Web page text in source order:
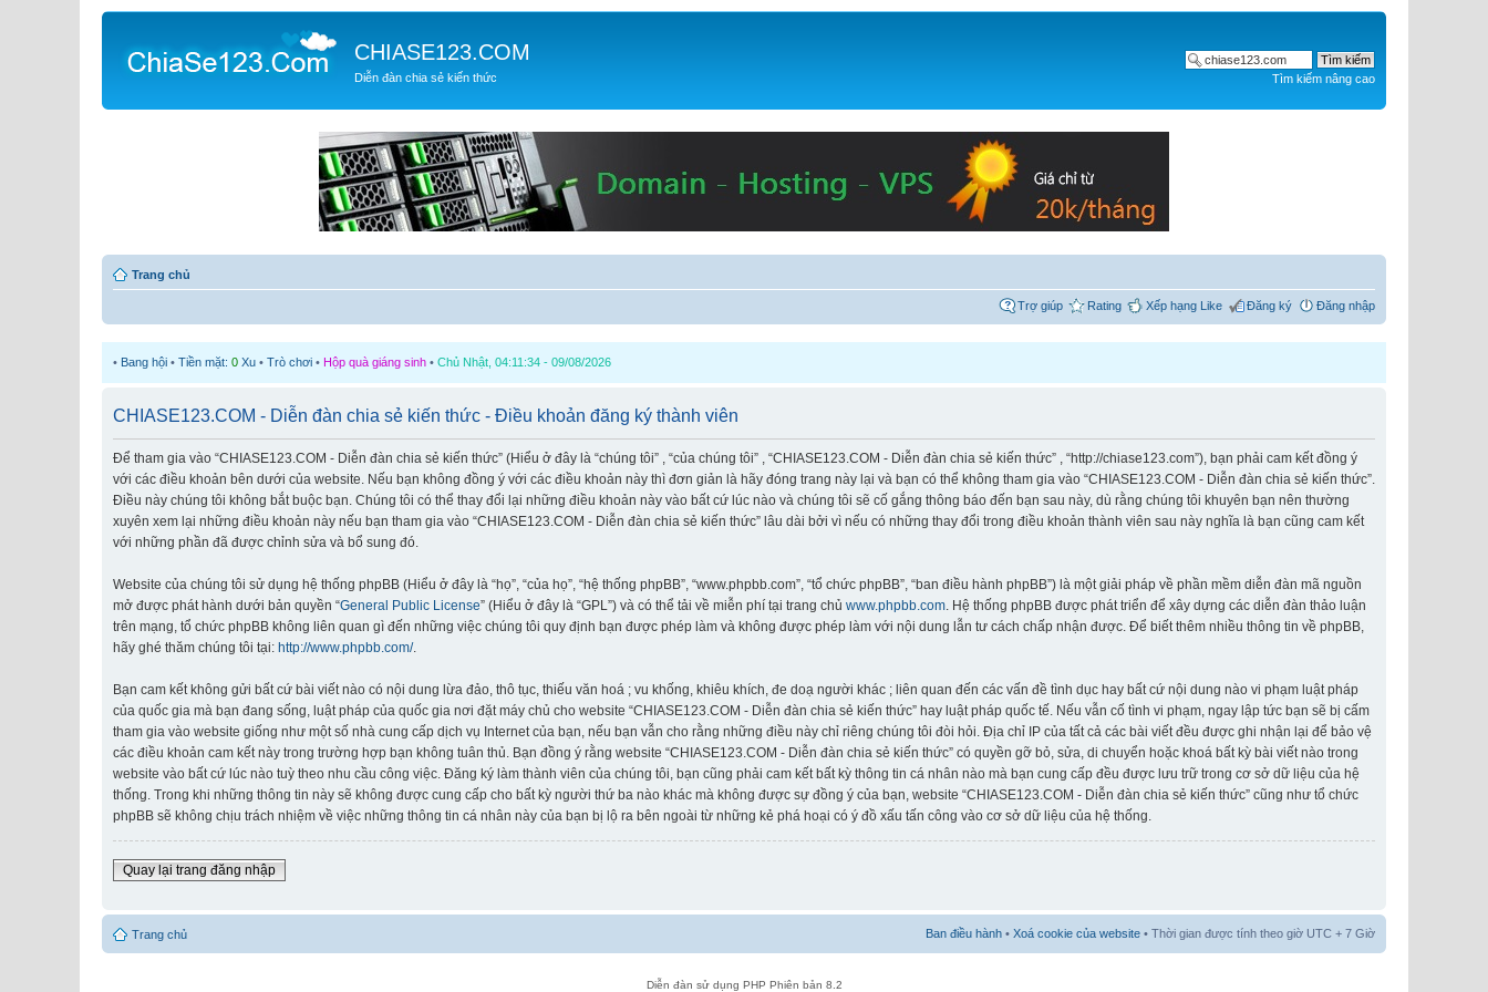
CHIASE123.COM
Diễn đàn chia sẻ kiến thức Tìm kiếm nâng cao
Trang chủ
Trợ giúp Rating Xếp hạng Like Đăng ký Đăng nhập
• Bang hội • Tiền mặt: 0 Xu • Trò chơi • Hộp quà giáng sinh • Chủ Nhật, 04:11:34 - 09/08/2026
CHIASE123.COM - Diễn đàn chia sẻ kiến thức - Điều khoản đăng ký thành viên
Để tham gia vào “CHIASE123.COM - Diễn đàn chia sẻ kiến thức” (Hiểu ở đây là “chúng tôi” , “của chúng tôi” , “CHIASE123.COM - Diễn đàn chia sẻ kiến thức” , “http://chiase123.com”), bạn phải cam kết đồng ý
với các điều khoản bên dưới của website. Nếu bạn không đồng ý với các điều khoản này thì đơn giản là hãy đóng trang này lại và bạn có thể không tham gia vào “CHIASE123.COM - Diễn đàn chia sẻ kiến thức”.
Điều này chúng tôi không bắt buộc bạn. Chúng tôi có thể thay đổi lại những điều khoản này vào bất cứ lúc nào và chúng tôi sẽ cố gắng thông báo đến bạn sau này, dù rằng chúng tôi khuyên bạn nên thường
xuyên xem lại những điều khoản này nếu bạn tham gia vào “CHIASE123.COM - Diễn đàn chia sẻ kiến thức” lâu dài bởi vì nếu có những thay đổi trong điều khoản thành viên sau này nghĩa là bạn cũng cam kết
với những phần đã được chỉnh sửa và bổ sung đó.
Website của chúng tôi sử dụng hệ thống phpBB (Hiểu ở đây là “họ”, “của họ”, “hệ thống phpBB”, “www.phpbb.com”, “tổ chức phpBB”, “ban điều hành phpBB”) là một giải pháp về phần mềm diễn đàn mã nguồn
mở được phát hành dưới bản quyền “General Public License” (Hiểu ở đây là “GPL”) và có thể tải về miễn phí tại trang chủ www.phpbb.com . Hệ thống phpBB được phát triển để xây dựng các diễn đàn thảo luận
trên mạng, tổ chức phpBB không liên quan gì đến những việc chúng tôi quy định bạn được phép làm và không được phép làm với nội dung lẫn tư cách chấp nhận được. Để biết thêm nhiều thông tin về phpBB,
hãy ghé thăm chúng tôi tại: http://www.phpbb.com/.
Bạn cam kết không gửi bất cứ bài viết nào có nội dung lừa đảo, thô tục, thiếu văn hoá ; vu khống, khiêu khích, đe doạ người khác ; liên quan đến các vấn đề tình dục hay bất cứ nội dung nào vi phạm luật pháp
của quốc gia mà bạn đang sống, luật pháp của quốc gia nơi đặt máy chủ cho website “CHIASE123.COM - Diễn đàn chia sẻ kiến thức” hay luật pháp quốc tế. Nếu vẫn cố tình vi phạm, ngay lập tức bạn sẽ bị cấm
tham gia vào website giống như một số nhà cung cấp dịch vụ Internet của bạn, nếu bạn vẫn cho rằng những điều này chỉ riêng chúng tôi đòi hỏi. Địa chỉ IP của tất cả các bài viết đều được ghi nhận lại để bảo vệ
các điều khoản cam kết này trong trường hợp bạn không tuân thủ. Bạn đồng ý rằng website “CHIASE123.COM - Diễn đàn chia sẻ kiến thức” có quyền gỡ bỏ, sửa, di chuyển hoặc khoá bất kỳ bài viết nào trong
website vào bất cứ lúc nào tuỳ theo nhu cầu công việc. Đăng ký làm thành viên của chúng tôi, bạn cũng phải cam kết bất kỳ thông tin cá nhân nào mà bạn cung cấp đều được lưu trữ trong cơ sở dữ liệu của hệ
thống. Trong khi những thông tin này sẽ không được cung cấp cho bất kỳ người thứ ba nào khác mà không được sự đồng ý của bạn, website “CHIASE123.COM - Diễn đàn chia sẻ kiến thức” cũng như tổ chức
phpBB sẽ không chịu trách nhiệm về việc những thông tin cá nhân này của bạn bị lộ ra bên ngoài từ những kẻ phá hoại có ý đồ xấu tấn công vào cơ sở dữ liệu của hệ thống.
Quay lại trang đăng nhập
Trang chủ Ban điều hành • Xoá cookie của website • Thời gian được tính theo giờ UTC + 7 Giờ
Diễn đàn sử dụng PHP Phiên bản 8.2